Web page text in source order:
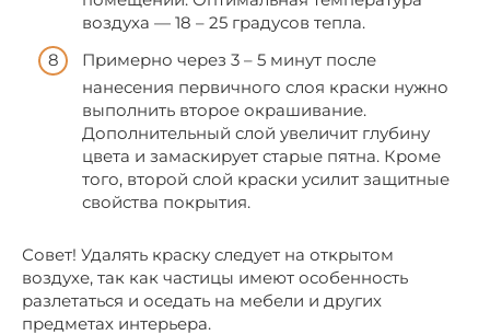
воздуха — 18 – 25 градусов тепла.
Примерно через 3 – 5 минут после
нанесения первичного слоя краски нужно
выполнить второе окрашивание.
Дополнительный слой увеличит глубину
цвета и замаскирует старые пятна. Кроме
того, второй слой краски усилит защитные
свойства покрытия.
Совет! Удалять краску следует на открытом
воздухе, так как частицы имеют особенность
разлетаться и оседать на мебели и других
предметах интерьера.